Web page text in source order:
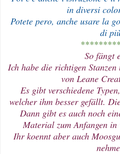
in diversi
Potete pero, anche usare la
di
So fängt
Ich habe die richtigen
von Leane
Es gibt verschiedene
welcher ihm besser gefällt.
Dann gibt es auch noch
Material zum Anfangen in
Ihr koennt aber auch